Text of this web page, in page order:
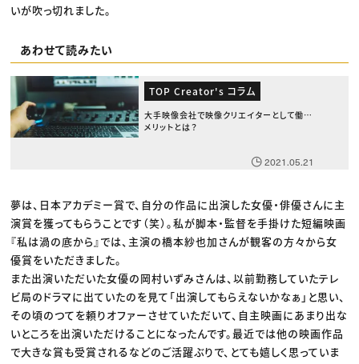
いが吹っ切れました。
あわせて読みたい
TOP Creator's コラム
大手映像会社で映像クリエイターとして働く
メリットとは？
2021.05.21
夢は、日本アカデミー賞で、自分の作品に出演した女優・俳優さんに主
演賞を獲ってもらうことです（笑）。私が脚本・監督を手掛けた短編映画
『私は渦の底から』では、主演の橋本紗也加さんが観客の方々から女
優賞をいただきました。
また出演いただいた女優の岡村いずみさんは、以前勤務していたテレ
ビ局のドラマに出ていたのを見て「出演してもらえないかなぁ」と思い、
その頃のつてを頼りオファーさせていただいて、自主映画にあまり出な
いところを出演いただけることになったんです。最近では他の映画作品
で大きな賞も受賞されるなどのご活躍ぶりで、とても嬉しく思っていま